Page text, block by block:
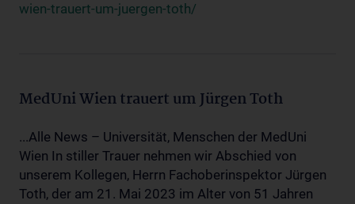
wien-trauert-um-juergen-toth/
MedUni Wien trauert um Jürgen Toth
...Alle News – Universität, Menschen der MedUni
Wien In stiller Trauer nehmen wir Abschied von
unserem Kollegen, Herrn Fachoberinspektor Jürgen
Toth, der am 21. Mai 2023 im Alter von 51 Jahren